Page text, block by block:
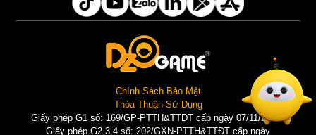
Chính Sách Bảo Mật
Thỏa Thuận Sử Dụng
Giấy phép G1 số: 169/GP-PTTH&TTĐT cấp ngày 07/11/2025 |
Giấy phép G2,3,4 số: 202/GXN-PTTH&TTĐT cấp ngày